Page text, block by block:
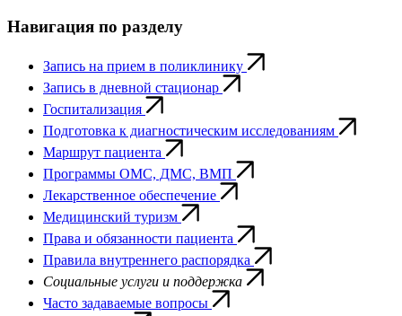
Навигация по разделу
Запись на прием в поликлинику
Запись в дневной стационар
Госпитализация
Подготовка к диагностическим исследованиям
Маршрут пациента
Программы ОМС, ДМС, ВМП
Лекарственное обеспечение
Медицинский туризм
Права и обязанности пациента
Правила внутреннего распорядка
Социальные услуги и поддержка
Часто задаваемые вопросы